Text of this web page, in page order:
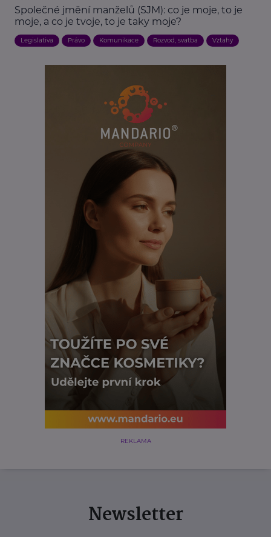
Společné jmění manželů (SJM): co je moje, to je
moje, a co je tvoje, to je taky moje?
Legislativa Právo Komunikace Rozvod, svatba Vztahy
REKLAMA
Newsletter